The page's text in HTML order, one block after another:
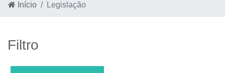
Início Legislação
Filtro